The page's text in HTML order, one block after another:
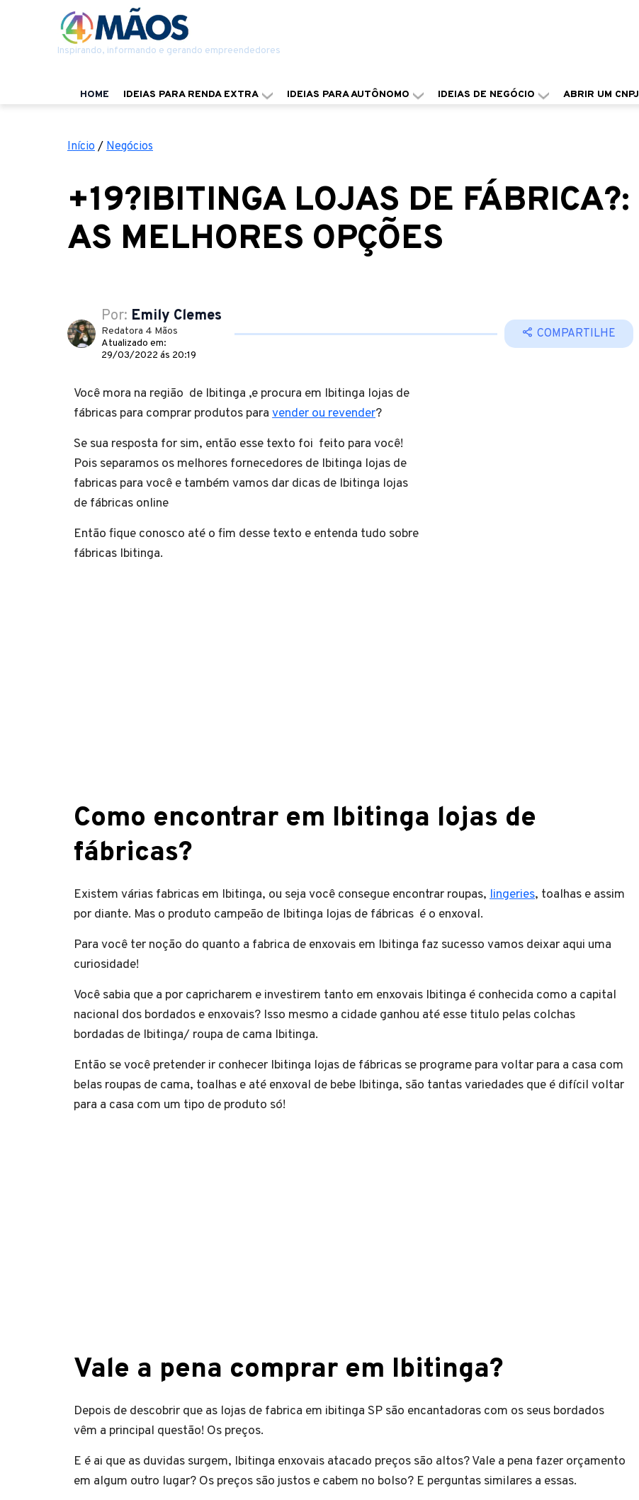
Inspirando, informando e gerando empreendedores
HOME IDEIAS PARA RENDA EXTRA IDEIAS PARA AUTÔNOMO IDEIAS DE NEGÓCIO ABRIR UM CNPJ
Início / Negócios
+19?IBITINGA LOJAS DE FÁBRICA?:
AS MELHORES OPÇÕES
Por: Emily Clemes
Redatora 4 Mãos
Atualizado em:
29/03/2022 ás 20:19
COMPARTILHE
Você mora na região de Ibitinga ,e procura em Ibitinga lojas de
fábricas para comprar produtos para vender ou revender?
Se sua resposta for sim, então esse texto foi feito para você!
Pois separamos os melhores fornecedores de Ibitinga lojas de
fabricas para você e também vamos dar dicas de Ibitinga lojas
de fábricas online
Então fique conosco até o fim desse texto e entenda tudo sobre
fábricas Ibitinga.
Como encontrar em Ibitinga lojas de
fábricas?
Existem várias fabricas em Ibitinga, ou seja você consegue encontrar roupas, lingeries, toalhas e assim
por diante. Mas o produto campeão de Ibitinga lojas de fábricas é o enxoval.
Para você ter noção do quanto a fabrica de enxovais em Ibitinga faz sucesso vamos deixar aqui uma
curiosidade!
Você sabia que a por capricharem e investirem tanto em enxovais Ibitinga é conhecida como a capital
nacional dos bordados e enxovais? Isso mesmo a cidade ganhou até esse titulo pelas colchas
bordadas de Ibitinga/ roupa de cama Ibitinga.
Então se você pretender ir conhecer Ibitinga lojas de fábricas se programe para voltar para a casa com
belas roupas de cama, toalhas e até enxoval de bebe Ibitinga, são tantas variedades que é difícil voltar
para a casa com um tipo de produto só!
Vale a pena comprar em Ibitinga?
Depois de descobrir que as lojas de fabrica em ibitinga SP são encantadoras com os seus bordados
vêm a principal questão! Os preços.
E é ai que as duvidas surgem, Ibitinga enxovais atacado preços são altos? Vale a pena fazer orçamento
em algum outro lugar? Os preços são justos e cabem no bolso? E perguntas similares a essas.